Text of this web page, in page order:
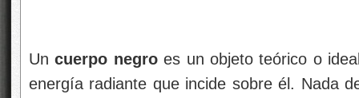
Uncuerpo negroes un objeto teórico o
energía radiante que incide sobre él. Nada